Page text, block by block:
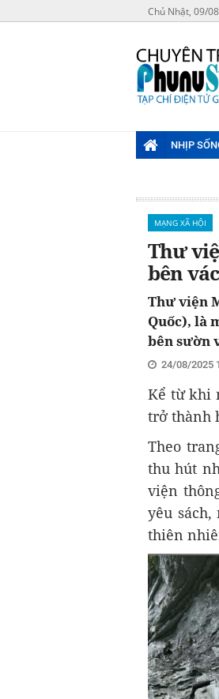
Chủ Nhật, 09/
NHỊP
MẠNG XÃ HỘI
Thư
bên
Thư viện
Quốc), là
bên sườn
24/08/2025
Kể từ khi
trở thành
Theo
thu hút
viện
yêu
thiên